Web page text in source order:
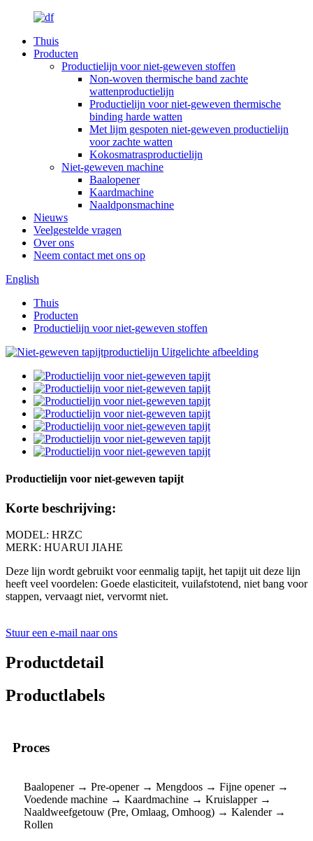
Thuis
Producten
Productielijn voor niet-geweven stoffen
Non-woven thermische band zachte
wattenproductielijn
Productielijn voor niet-geweven thermische
binding harde watten
Met lijm gespoten niet-geweven productielijn
voor zachte watten
Kokosmatrasproductielijn
Niet-geweven machine
Baalopener
Kaardmachine
Naaldponsmachine
Nieuws
Veelgestelde vragen
Over ons
Neem contact met ons op
English
Thuis
Producten
Productielijn voor niet-geweven stoffen
Productielijn voor niet-geweven tapijt
Korte beschrijving:
MODEL: HRZC
MERK: HUARUI JIAHE
Deze lijn wordt gebruikt voor eenmalig tapijt, het tapijt uit deze lijn
heeft veel voordelen: Goede elasticiteit, vuilafstotend, niet bang voor
stappen, vervaagt niet, vervormt niet.
Stuur een e-mail naar ons
Productdetail
Productlabels
Proces
Baalopener → Pre-opener → Mengdoos → Fijne opener →
Voedende machine → Kaardmachine → Kruislapper →
Naaldweefgetouw (Pre, Omlaag, Omhoog) → Kalender →
Rollen